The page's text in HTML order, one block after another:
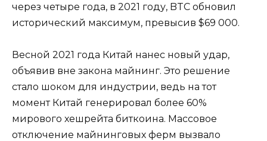
через четыре года, в 2021 году, BTC обновил
исторический максимум, превысив $69 000.
Весной 2021 года Китай нанес новый удар,
объявив вне закона майнинг. Это решение
стало шоком для индустрии, ведь на тот
момент Китай генерировал более 60%
мирового хешрейта биткоина. Массовое
отключение майнинговых ферм вызвало